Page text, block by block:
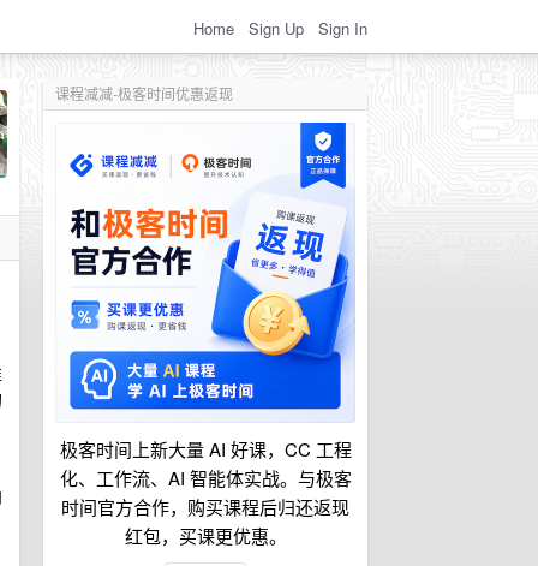
Home Sign Up Sign In
课程减减-极客时间优惠返现
极客时间上新大量 AI 好课，CC 工程
化、工作流、AI 智能体实战。与极客
时间官方合作，购买课程后归还返现
红包，买课更优惠。